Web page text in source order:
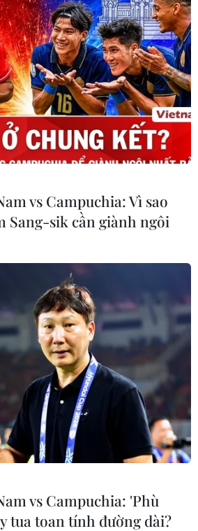
vs Campuchia: Vì sao
Sang-sik cần giành ngôi
vs Campuchia: 'Phù
tua toan tính đường dài?